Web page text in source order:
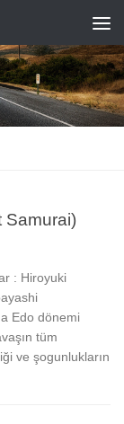
Samurai)
: Hiroyuki
Edo dönemi
tüm
ve şogunlukların